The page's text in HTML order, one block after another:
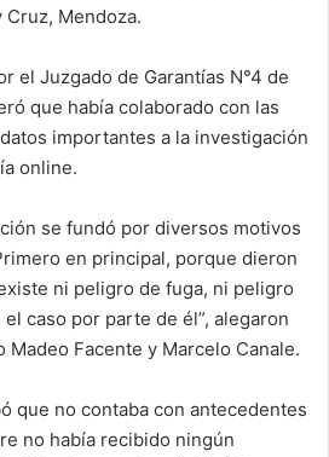
Mendoza.
el Juzgado de Garantías N°4 de
que había colaborado con las
importantes a la investigación
online.
se fundó por diversos motivos
en principal, porque dieron
ni peligro de fuga, ni peligro
caso por parte de él”, alegaron
Madeo Facente y Marcelo Canale.
que no contaba con antecedentes
no había recibido ningún